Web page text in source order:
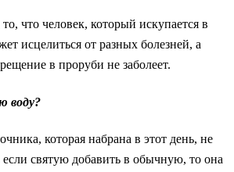
что человек, который искупается в
исцелиться от разных болезней, а
в проруби не заболеет.
воду?
которая набрана в этот день, не
святую добавить в обычную, то она